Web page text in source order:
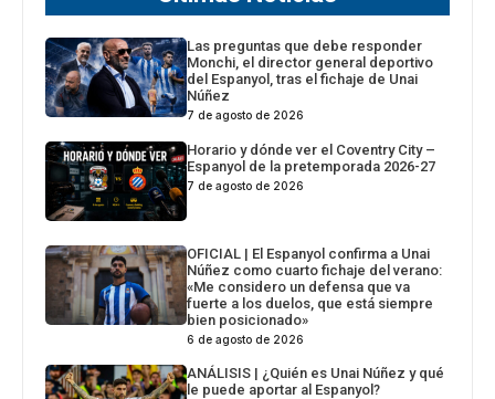
Las preguntas que debe responder
Monchi, el director general deportivo
del Espanyol, tras el fichaje de Unai
Núñez
7 de agosto de 2026
Horario y dónde ver el Coventry City –
Espanyol de la pretemporada 2026-27
7 de agosto de 2026
OFICIAL | El Espanyol confirma a Unai
Núñez como cuarto fichaje del verano:
«Me considero un defensa que va
fuerte a los duelos, que está siempre
bien posicionado»
6 de agosto de 2026
ANÁLISIS | ¿Quién es Unai Núñez y qué
le puede aportar al Espanyol?